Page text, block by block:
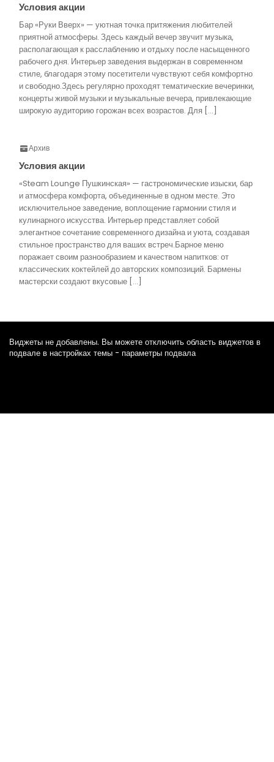
Условия акции
Бар «Руки Вверх» — уютная точка притяжения любителей
приятной атмосферы. Здесь каждый вечер звучит музыка,
располагающая к расслаблению и отдыху после насыщенного
рабочего дня. Интерьер заведения выдержан в современном
стиле, благодаря этому посетители чувствуют себя комфортно
и свободно.Здесь регулярно проходят тематические вечеринки,
концерты живой музыки и музыкальные вечера, привлекающие
широкую аудиторию горожан всех возрастов. Для […]
Архив
Условия акции
«Steam Lounge Пушкинская» — гастрономические изыски, бар
и атмосфера комфорта, объединенные в одном месте. Это
исключительное заведение, воплощение гармонии стиля и
кулинарного искусства. Интерьер представляет собой
элегантное сочетание современного дизайна и уюта, создавая
стильное пространство для ваших встреч.Барное меню
поражает своим разнообразием и качеством напитков: от
классических коктейлей до авторских композиций. Бармены
мастерски создают вкусовые […]
Виджеты не добавлены. Вы можете отключить область виджетов в
подвале в настройках темы - параметры подвала